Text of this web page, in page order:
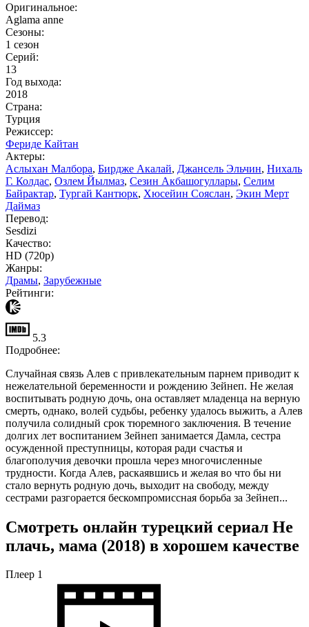
Оригинальное:
Aglama anne
Сезоны:
1 сезон
Серий:
13
Год выхода:
2018
Страна:
Турция
Режиссер:
Фериде Кайтан
Актеры:
Аслыхан Малбора, Бирдже Акалай, Джансель Эльчин, Нихаль
Г. Колдас, Озлем Йылмаз, Сезин Акбашогуллары, Селим
Байрактар, Тургай Кантюрк, Хюсейин Сояслан, Экин Мерт
Даймаз
Перевод:
Sesdizi
Качество:
HD (720p)
Жанры:
Драмы, Зарубежные
Рейтинги:
5.3
Подробнее:
Случайная связь Алев с привлекательным парнем приводит к
нежелательной беременности и рождению Зейнеп. Не желая
воспитывать родную дочь, она оставляет младенца на верную
смерть, однако, волей судьбы, ребенку удалось выжить, а Алев
получила солидный срок тюремного заключения. В течение
долгих лет воспитанием Зейнеп занимается Дамла, сестра
осужденной преступницы, которая ради счастья и
благополучия девочки прошла через многочисленные
трудности. Когда Алев, раскаявшись и желая во что бы ни
стало вернуть родную дочь, выходит на свободу, между
сестрами разгорается бескомпромиссная борьба за Зейнеп...
Смотреть онлайн турецкий сериал Не
плачь, мама (2018) в хорошем качестве
Плеер 1